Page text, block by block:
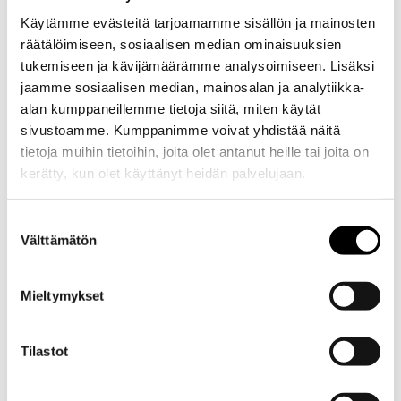
Käytämme evästeitä tarjoamamme sisällön ja mainosten
räätälöimiseen, sosiaalisen median ominaisuuksien
tukemiseen ja kävijämäärämme analysoimiseen. Lisäksi
jaamme sosiaalisen median, mainosalan ja analytiikka-
alan kumppaneillemme tietoja siitä, miten käytät
sivustoamme. Kumppanimme voivat yhdistää näitä
tietoja muihin tietoihin, joita olet antanut heille tai joita on
kerätty, kun olet käyttänyt heidän palvelujaan.
valinta
Välttämätön
Mieltymykset
Tilastot
moottoreiden tuntemus, joka on edelleen perusta kaikelle.
Toinen kerros on digitaalinen diagnostiikka: vikakoodien luku,
ohjainlaiteohjelmointi, kalibrointi ja sähköisten järjestelmien
ymmärtäminen.
Diagnostiikkaosaaminen kasvaa
keskeiseksi
kehittymisalue. Autot sisältävät yhä enemmän toisiinsa
toimintahäiriöiden jäljittäminen vaatii sekä oikeat laitteet että
kyvyn tulkita niiden antamaa tietoa. Tämä on alue, jolla
selkeä kehityspolku.